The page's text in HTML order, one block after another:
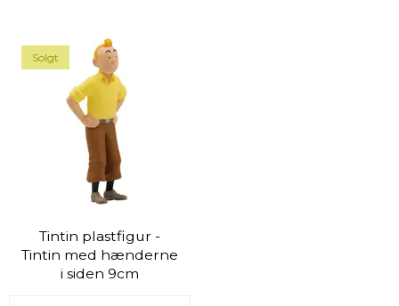
Solgt
Tintin plastfigur -
Tintin med hænderne
i siden 9cm